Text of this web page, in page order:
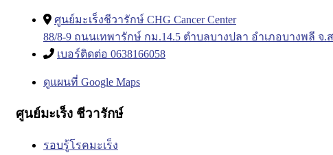
ศูนย์มะเร็งชีวารักษ์ CHG Cancer Center
88/8-9 ถนนเทพารักษ์ กม.14.5 ตำบลบางปลา อำเภอบางพลี จ.
เบอร์ติดต่อ 0638166058
ดูแผนที่ Google Maps
ศูนย์มะเร็ง ชีวารักษ์
รอบรู้โรคมะเร็ง